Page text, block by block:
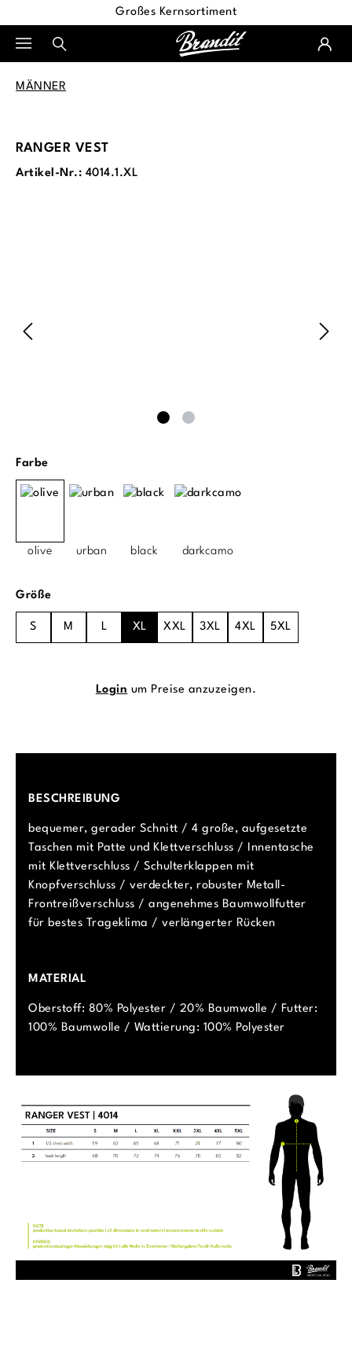
Großes Kernsortiment
MÄNNER
RANGER VEST
Artikel-Nr.: 4014.1.XL
Farbeauswählen
olive urban black darkcamo
Größeauswählen
S M L XL XXL 3XL 4XL 5XL
Login um Preise anzuzeigen.
BESCHREIBUNG
bequemer, gerader Schnitt / 4 große, aufgesetzte
Taschen mit Patte und Klettverschluss / Innentasche
mit Klettverschluss / Schulterklappen mit
Knopfverschluss / verdeckter, robuster Metall-
Frontreißverschluss / angenehmes Baumwollfutter
für bestes Trageklima / verlängerter Rücken
MATERIAL
Oberstoff: 80% Polyester / 20% Baumwolle / Futter:
100% Baumwolle / Wattierung: 100% Polyester